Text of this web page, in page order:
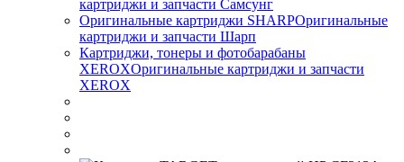
картриджи и запчасти Самсунг
Оригинальные картриджи SHARPОригинальные
картриджи и запчасти Шарп
Картриджи, тонеры и фотобарабаны
XEROXОригинальные картриджи и запчасти
XEROX